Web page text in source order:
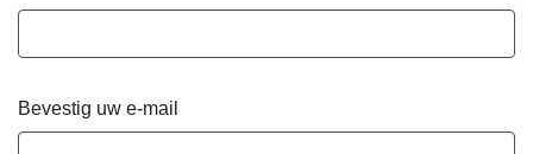
Bevestig uw e-mail